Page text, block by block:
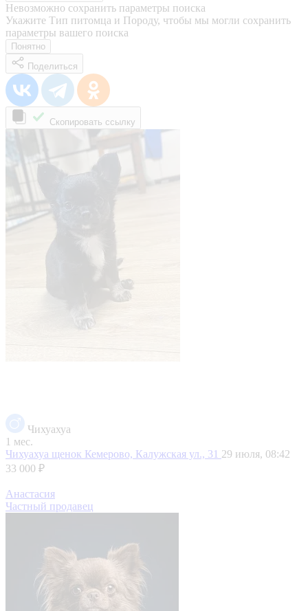
Невозможно сохранить параметры поиска
Укажите Тип питомца и Породу, чтобы мы могли сохранить
параметры вашего поиска
Понятно
Поделиться
Скопировать ссылку
Чихуахуа
1 мес.
Чихуахуа щенок Кемерово, Калужская ул., 31 29 июля, 08:42
33 000 ₽
Анастасия
Частный продавец